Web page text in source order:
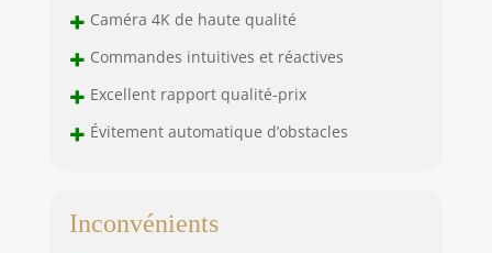
+ Caméra 4K de haute qualité
+ Commandes intuitives et réactives
+ Excellent rapport qualité-prix
+ Évitement automatique d’obstacles
Inconvénients